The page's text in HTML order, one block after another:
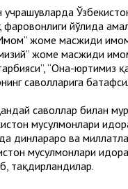
йўлида
жоме масжиди
жоме масжиди
“Она-юртимиз
саволларига
саволлар билан
мусулмонлари
динлараро ва
мусулмонлари
тақдирландилар.